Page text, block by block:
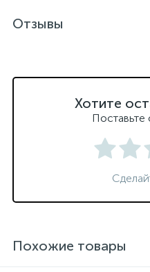
Отзывы
Хотите
Похожие товары